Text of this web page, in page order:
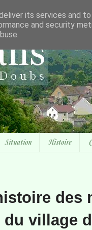
Situation Histoire
des
du village
its services and
and security